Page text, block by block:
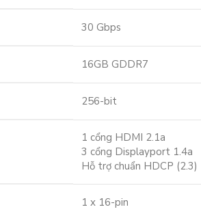
30 Gbps
16GB GDDR7
256-bit
1 cổng HDMI 2.1a
3 cổng Displayport 1.4a
Hỗ trợ chuẩn HDCP (2.3)
1 x 16-pin